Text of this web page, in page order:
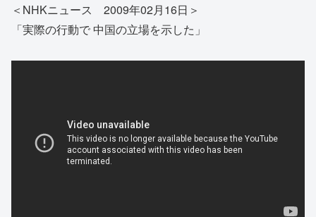
＜NHKニュース 2009年02月16日＞
「実際の行動で 中国の立場を示した」